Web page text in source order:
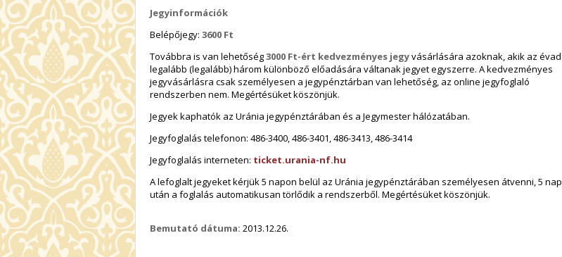
Jegyinformációk
Belépőjegy: 3600 Ft
Továbbra is van lehetőség3000 Ft-ért kedvezményes jegyvásárlására azoknak, akik az évad
legalább (legalább) három különböző előadására váltanak jegyet egyszerre. A kedvezményes
jegyvásárlásra csak személyesen a jegypénztárban van lehetőség, az online jegyfoglaló
rendszerben nem. Megértésüket köszönjük.
Jegyek kaphatók az Uránia jegypénztárában és a Jegymester hálózatában.
Jegyfoglalás telefonon: 486-3400, 486-3401, 486-3413, 486-3414
Jegyfoglalás interneten: ticket.urania-nf.hu
A lefoglalt jegyeket kérjük 5 napon belül az Uránia jegypénztárában személyesen átvenni, 5 nap
után a foglalás automatikusan törlődik a rendszerből. Megértésüket köszönjük.
Bemutató dátuma: 2013.12.26.